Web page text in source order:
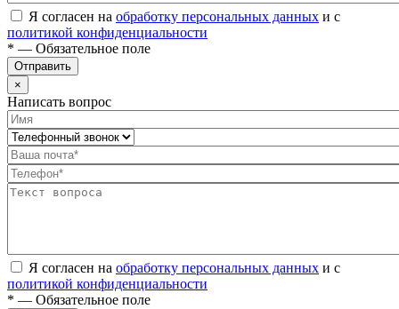
Я согласен на обработку персональных данных и с
политикой конфиденциальности
* — Обязательное поле
Отправить
×
Написать вопрос
Я согласен на обработку персональных данных и с
политикой конфиденциальности
* — Обязательное поле